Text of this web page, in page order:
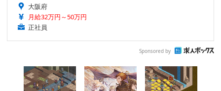
大阪府
月給32万円～50万円
正社員
Sponsored by